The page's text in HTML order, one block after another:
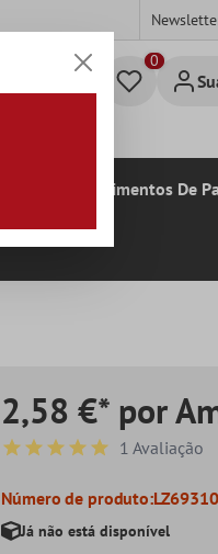
Revestimentos De
2,58 €* por
Classificação média de 5 de
1 Avaliação
Número de produto:
Já não está disponível